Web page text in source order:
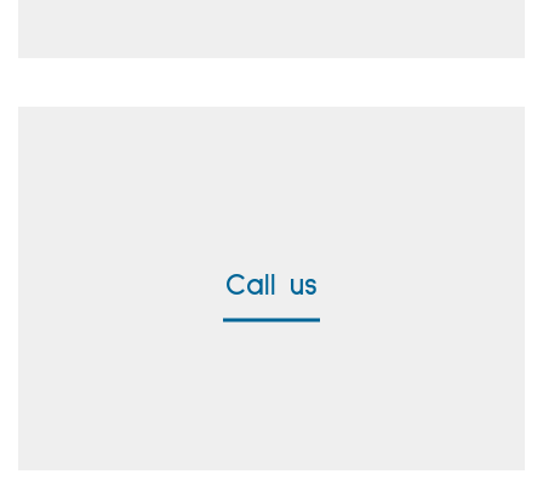
Call us
+49 8171 38391-0